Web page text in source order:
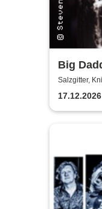
Big
Salzgitter,
17.12.2026